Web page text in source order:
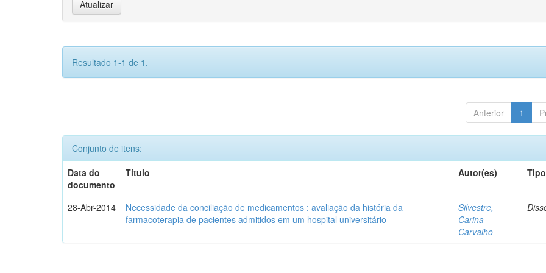
Resultado 1-1 de 1.
Anterior 1
Conjunto de itens:
Data do
documento
Título Autor(es) Tipo
28-Abr-2014
Necessidade da conciliação de medicamentos : avaliação da história da
farmacoterapia de pacientes admitidos em um hospital universitário
Silvestre,
Carina
Carvalho